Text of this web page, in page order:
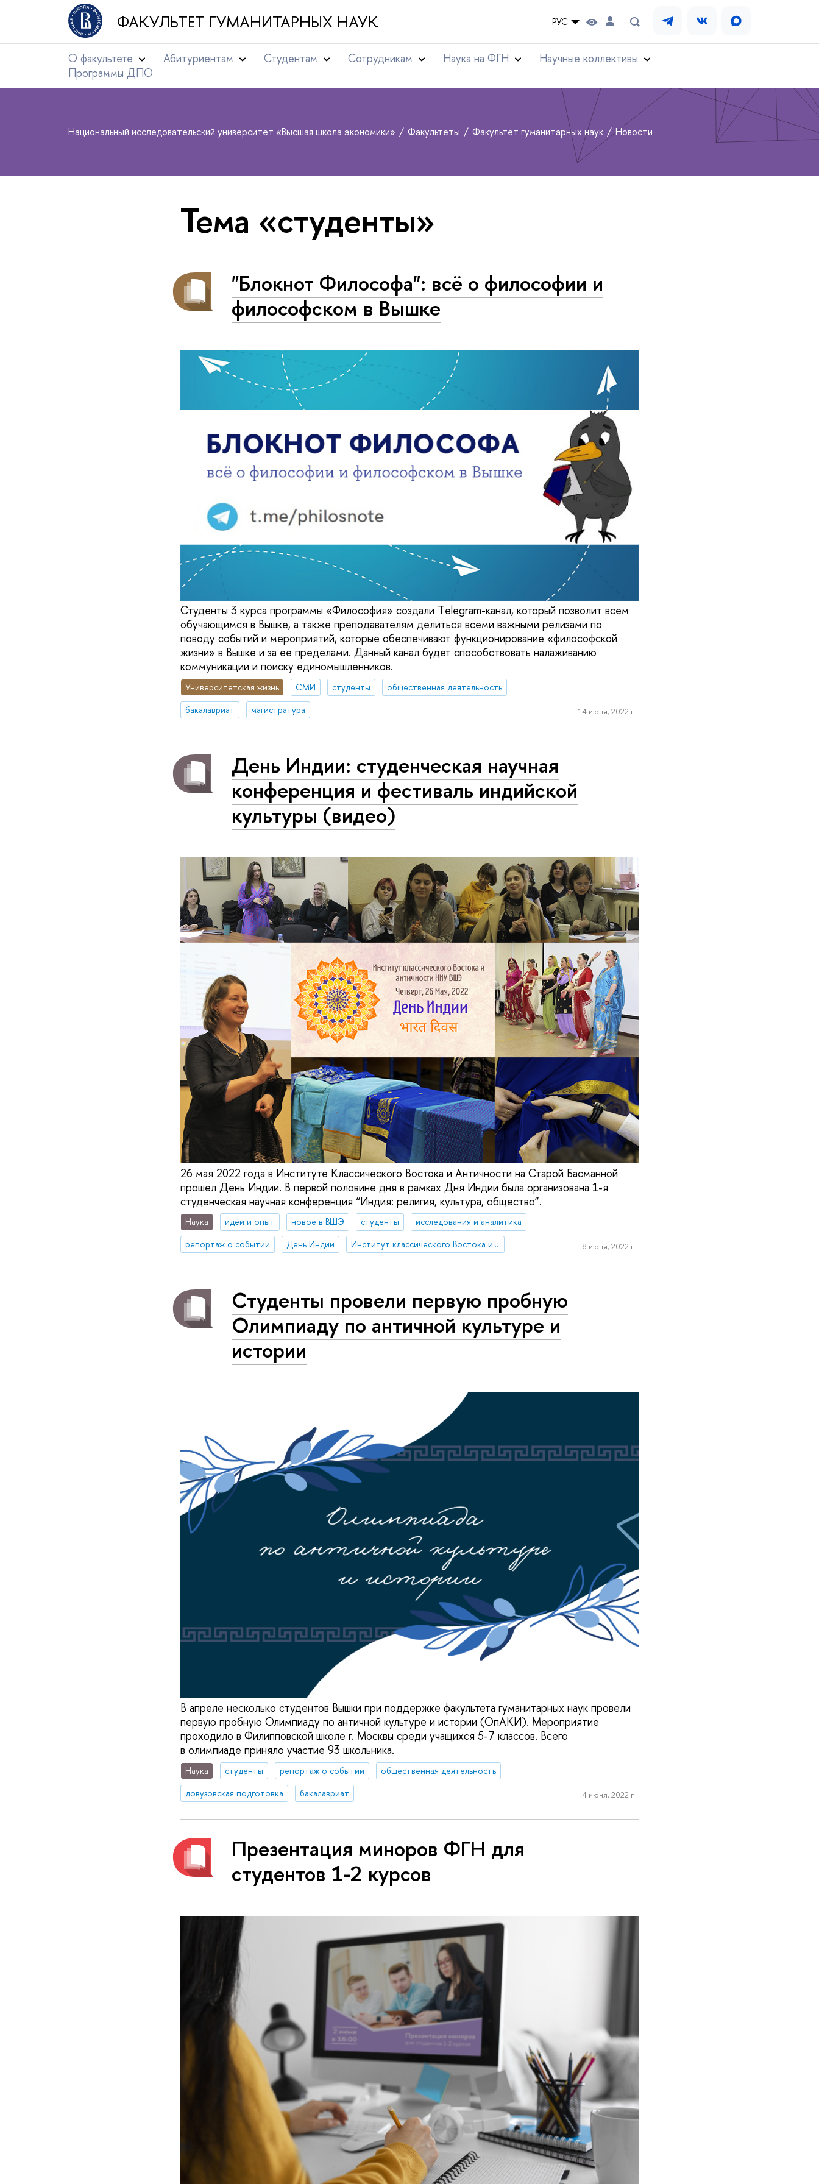
ФАКУЛЬТЕТ ГУМАНИТАРНЫХ НАУК РУС
О факультете Абитуриентам Студентам Сотрудникам Наука на ФГН
Научные коллективы
Программы ДПО
Национальный исследовательский университет «Высшая школа экономики» Факультеты Факультет гуманитарных наук Новости
Тема «студенты»
"Блокнот Философа": всё о философии и
философском в Вышке
Студенты 3 курса программы «Философия» создали Тelegram-канал, который позволит всем
обучающимся в Вышке, а также преподавателям делиться всеми важными релизами по
поводу событий и мероприятий, которые обеспечивают функционирование «философской
жизни» в Вышке и за ее пределами. Данный канал будет способствовать налаживанию
коммуникации и поиску единомышленников.
Университетская жизнь СМИ студенты
общественная деятельность
бакалавриат
магистратура 14 июня, 2022 г.
День Индии: студенческая научная
конференция и фестиваль индийской
культуры (видео)
26 мая 2022 года в Институте Классического Востока и Античности на Старой Басманной
прошел День Индии. В первой половине дня в рамках Дня Индии была организована 1-я
студенческая научная конференция “Индия: религия, культура, общество”.
Наука идеи и опыт новое в ВШЭ студенты
исследования и аналитика
репортаж о событии
День Индии Институт классического Востока и античности 8 июня, 2022 г.
Студенты провели первую пробную
Олимпиаду по античной культуре и
истории
В апреле несколько студентов Вышки при поддержке факультета гуманитарных наук провели
первую пробную Олимпиаду по античной культуре и истории (ОпАКИ). Мероприятие
проходило в Филипповской школе г. Москвы среди учащихся 5-7 классов. Всего
в олимпиаде приняло участие 93 школьника.
Наука студенты репортаж о событии
общественная деятельность
довузовская подготовка
бакалавриат 4 июня, 2022 г.
Презентация миноров ФГН для
студентов 1-2 курсов